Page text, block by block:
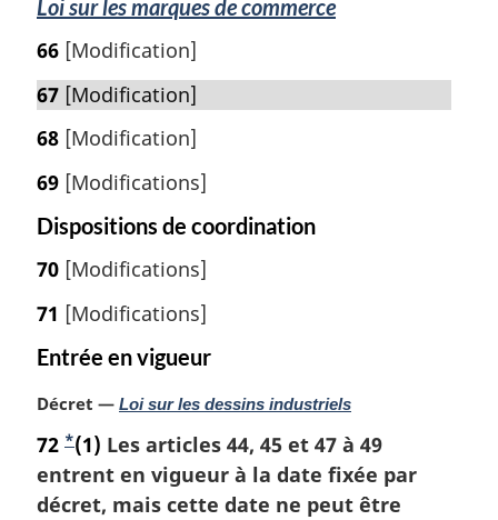
Loi sur les marques de commerce
66 [Modification]
67 [Modification]
68 [Modification]
69 [Modifications]
Dispositions de coordination
70 [Modifications]
71 [Modifications]
Entrée en vigueur
N
t
e
m
Décret — Loi sur les dessins industriels
72 N
o
t
*(1) Les articles 44, 45 et 47 à 49
entrent en vigueur à la date fixée par
décret, mais cette date ne peut être